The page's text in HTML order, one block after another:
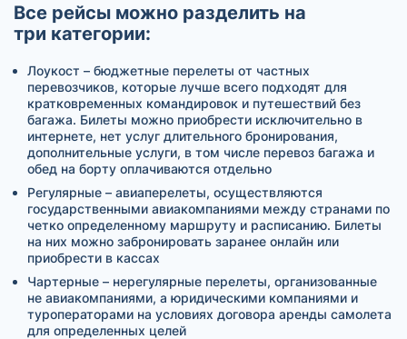
Все рейсы можно разделить на
три категории:
Лоукост – бюджетные перелеты от частных
перевозчиков, которые лучше всего подходят для
кратковременных командировок и путешествий без
багажа. Билеты можно приобрести исключительно в
интернете, нет услуг длительного бронирования,
дополнительные услуги, в том числе перевоз багажа и
обед на борту оплачиваются отдельно
Регулярные – авиаперелеты, осуществляются
государственными авиакомпаниями между странами по
четко определенному маршруту и расписанию. Билеты
на них можно забронировать заранее онлайн или
приобрести в кассах
Чартерные – нерегулярные перелеты, организованные
не авиакомпаниями, а юридическими компаниями и
туроператорами на условиях договора аренды самолета
для определенных целей